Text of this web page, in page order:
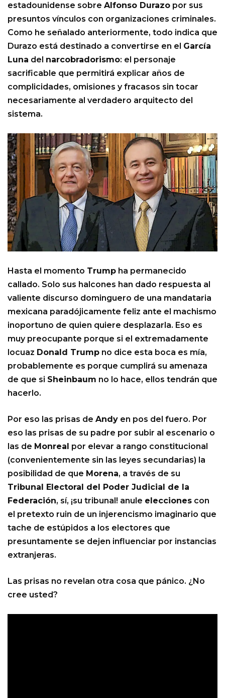
estadounidense sobre Alfonso Durazo por sus
presuntos vínculos con organizaciones criminales.
Como he señalado anteriormente, todo indica que
Durazo está destinado a convertirse en el García
Luna del narcobradorismo: el personaje
sacrificable que permitirá explicar años de
complicidades, omisiones y fracasos sin tocar
necesariamente al verdadero arquitecto del
sistema.
Hasta el momento Trump ha permanecido
callado. Solo sus halcones han dado respuesta al
valiente discurso dominguero de una mandataria
mexicana paradójicamente feliz ante el machismo
inoportuno de quien quiere desplazarla. Eso es
muy preocupante porque si el extremadamente
locuaz Donald Trump no dice esta boca es mía,
probablemente es porque cumplirá su amenaza
de que si Sheinbaum no lo hace, ellos tendrán que
hacerlo.
Por eso las prisas de Andy en pos del fuero. Por
eso las prisas de su padre por subir al escenario o
las de Monreal por elevar a rango constitucional
(convenientemente sin las leyes secundarias) la
posibilidad de que Morena, a través de su
Tribunal Electoral del Poder Judicial de la
Federación, sí, ¡su tribunal! anule elecciones con
el pretexto ruin de un injerencismo imaginario que
tache de estúpidos a los electores que
presuntamente se dejen influenciar por instancias
extranjeras.
Las prisas no revelan otra cosa que pánico. ¿No
cree usted?